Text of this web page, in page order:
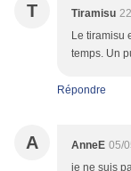
T Tiramisu
Le tiramisu
temps. Un
Répondre
A AnneE 05/
je ne suis